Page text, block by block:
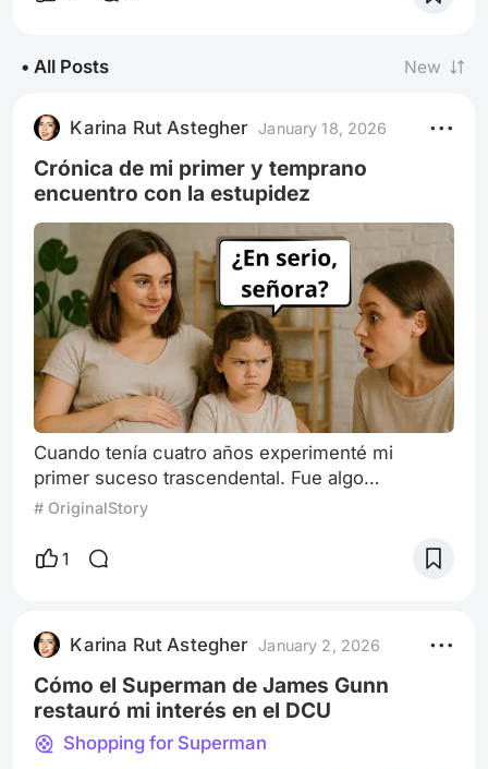
británica. Sin embargo, ambas tienen personajes
• All Posts New
Karina Rut Astegher January 18, 2026
Crónica de mi primer y temprano
encuentro con la estupidez
Cuando tenía cuatro años experimenté mi
primer suceso trascendental. Fue algo
realmente emocionante y por lo tanto lógico, si
tranquila como el primer retoño de un
amor, tengo algo que contarte. — anunció
dulcemente mientras acariciaba mi cabeza. —
¿Qué cosa, m
# OriginalStory
1
Karina Rut Astegher January 2, 2026
Cómo el Superman de James Gunn
restauró mi interés en el DCU
Shopping for Superman